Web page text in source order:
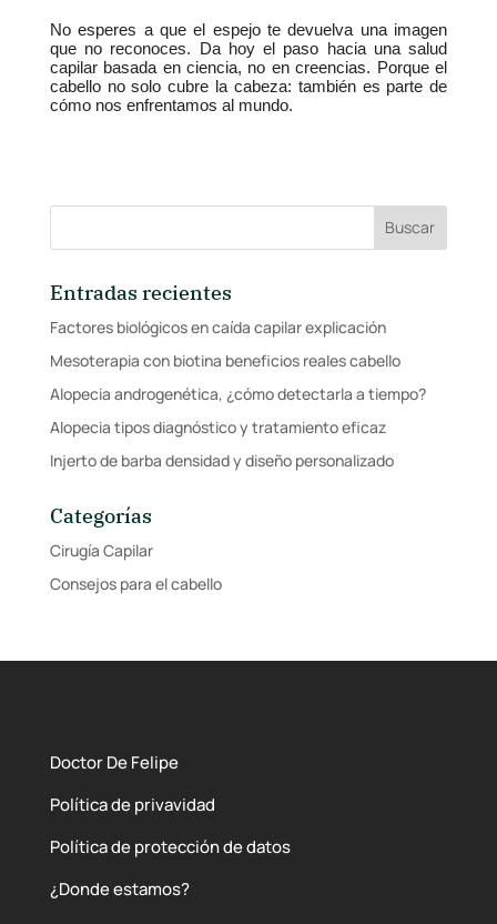
No esperes a que el espejo te devuelva una imagen
que no reconoces. Da hoy el paso hacia una salud
capilar basada en ciencia, no en creencias. Porque el
cabello no solo cubre la cabeza: también es parte de
cómo nos enfrentamos al mundo.
Entradas recientes
Factores biológicos en caída capilar explicación
Mesoterapia con biotina beneficios reales cabello
Alopecia androgenética, ¿cómo detectarla a tiempo?
Alopecia tipos diagnóstico y tratamiento eficaz
Injerto de barba densidad y diseño personalizado
Categorías
Cirugía Capilar
Consejos para el cabello
Doctor De Felipe
Política de privavidad
Política de protección de datos
¿Donde estamos?